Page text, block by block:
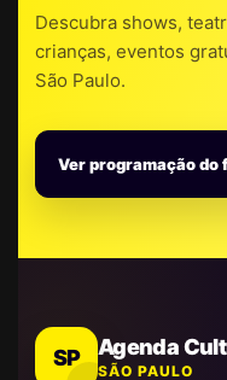
Descubra shows,
crianças, eventos
São Paulo.
Ver programação do
SP Agenda
SÃO PAULO